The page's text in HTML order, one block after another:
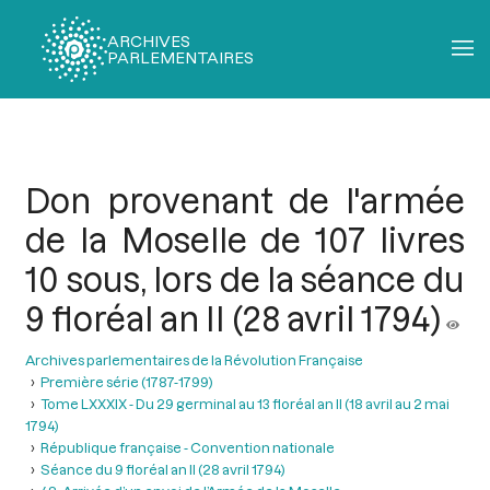
ARCHIVES
PARLEMENTAIRES
Don provenant de l'armée
de la Moselle de 107 livres
10 sous, lors de la séance du
9 floréal an II (28 avril 1794)
Archives parlementaires de la Révolution Française
Première série (1787-1799)
Tome LXXXIX - Du 29 germinal au 13 floréal an II (18 avril au 2 mai
1794)
République française - Convention nationale
Séance du 9 floréal an II (28 avril 1794)